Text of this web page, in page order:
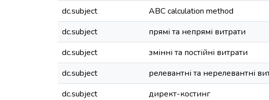
dc.subject
ABC calculation method
dc.subject
прямі та непрямі витрати
dc.subject
змінні та постійні витрати
dc.subject
релевантні та нерелевантні
dc.subject
директ-костинг